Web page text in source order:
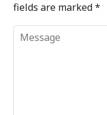
fields are marked*